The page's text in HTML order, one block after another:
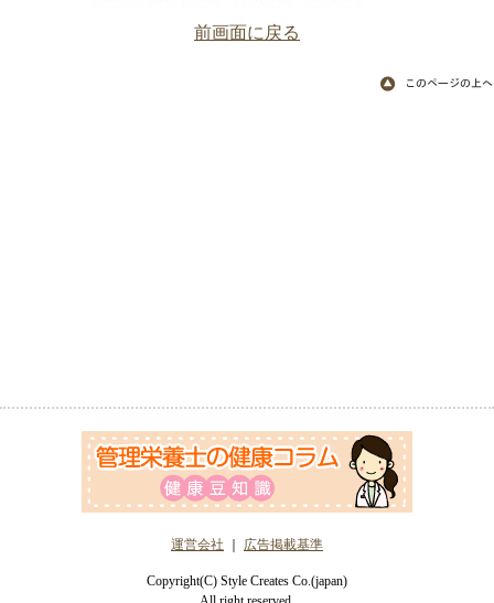
前画面に戻る
運営会社 広告掲載基準
Copyright(C) Style Creates Co.(japan)